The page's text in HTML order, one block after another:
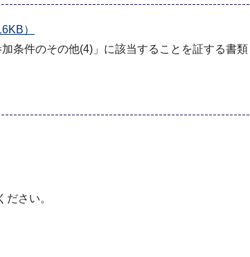
）
条件のその他(4)」に該当することを証する書類
さい。